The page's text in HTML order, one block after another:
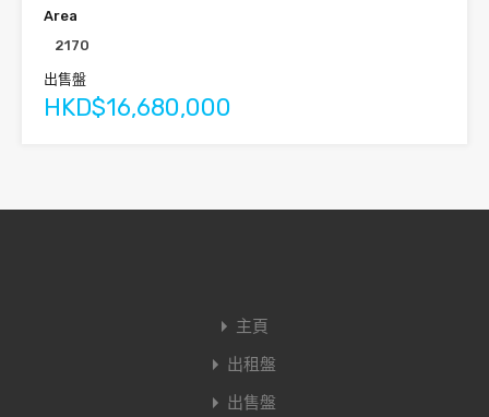
Area
2170
出售盤
HKD$16,680,000
主頁
出租盤
出售盤